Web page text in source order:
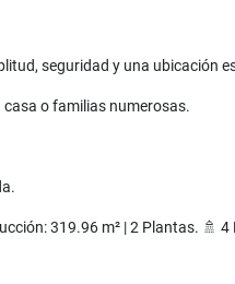
seguridad y una ubicación
casa o familias numerosas.
319.96 m² | 2 Plantas. 🚿